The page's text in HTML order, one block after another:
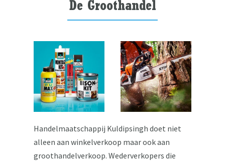
De Groothandel
Handelmaatschappij Kuldipsingh doet niet
alleen aan winkelverkoop maar ook aan
groothandelverkoop. Wederverkopers die